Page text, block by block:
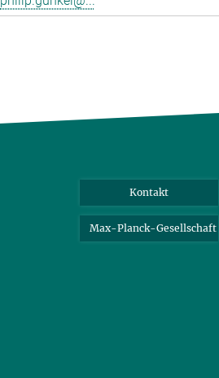
Kontakt
Max-Planck-Gesellschaft